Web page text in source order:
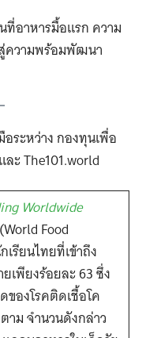
ที่อาหารมื้อแรก ความ
ความพร้อมพัฒนา
ระหว่าง กองทุนเพื่อ
ะ The101.world
Worldwide
Food
เรียนไทยที่เข้าถึง
เพียงร้อยละ 63 ซึ่ง
ของโรคติดเชื้อโค
าม จำนวนดังกล่าว